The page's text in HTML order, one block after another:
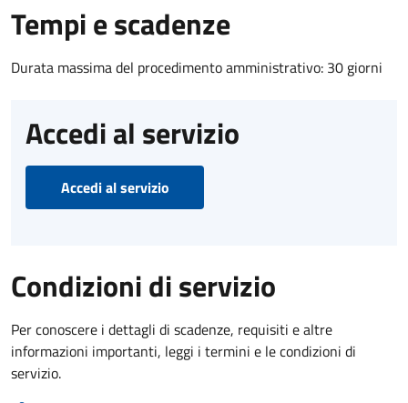
Tempi e scadenze
Durata massima del procedimento amministrativo: 30 giorni
Accedi al servizio
Accedi al servizio
Condizioni di servizio
Per conoscere i dettagli di scadenze, requisiti e altre
informazioni importanti, leggi i termini e le condizioni di
servizio.